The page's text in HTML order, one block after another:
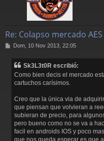
Re: Colapso mercado AES
MDom, 10 Nov 2013, 22:05
Sk3L3t0R escribió:
Como bien decis el mercado
cartuchos carísimos.
Creo que la única via de
que piensan que volvieran a
subieran de precio, para
pero bueno como no se va a
facil en androids IOS y poco
que nos queda esperar es que